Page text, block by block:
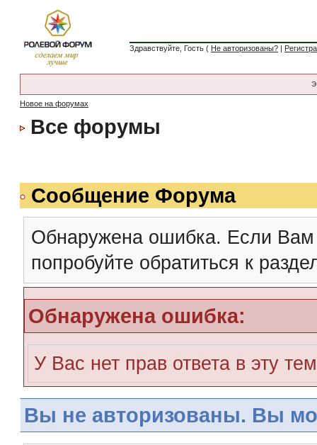
Здравствуйте, Гость ( Не авторизованы? |
Новое на форумах
Все форумы
Сообщение Форума
Обнаружена ошибка. Если
попробуйте обратиться к
Обнаружена ошибка:
У Вас нет прав ответа в эту
Вы не авторизованы. Вы